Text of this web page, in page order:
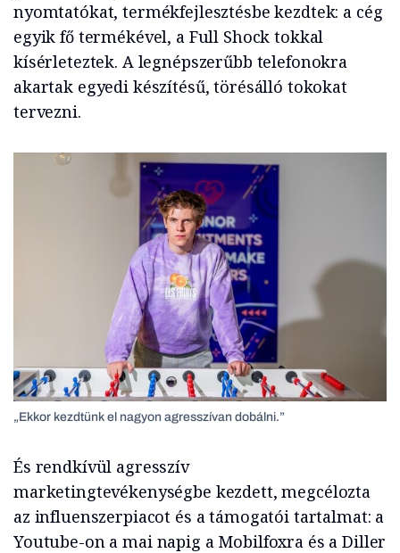
nyomtatókat, termékfejlesztésbe kezdtek: a cég
egyik fő termékével, a Full Shock tokkal
kísérleteztek. A legnépszerűbb telefonokra
akartak egyedi készítésű, törésálló tokokat
tervezni.
„Ekkor kezdtünk el nagyon agresszívan dobálni.”
És rendkívül agresszív
marketingtevékenységbe kezdett, megcélozta
az influenszerpiacot és a támogatói tartalmat: a
Youtube-on a mai napig a Mobilfoxra és a Diller